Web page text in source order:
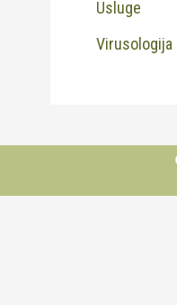
Usluge
Virusologija